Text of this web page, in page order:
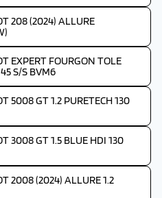
208 (2024) ALLURE
EXPERT FOURGON TOLE
S/S BVM6
5008 GT 1.2 PURETECH 130
3008 GT 1.5 BLUE HDI 130
2008 (2024) ALLURE 1.2